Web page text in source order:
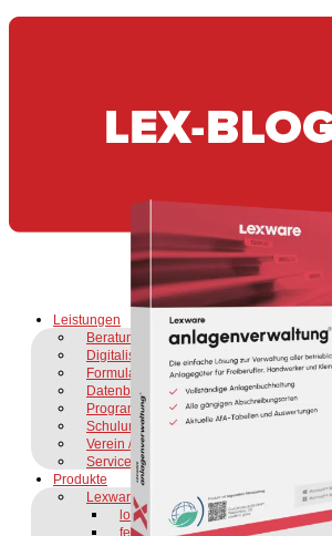
Leistungen
Beratung & Support
Digitalisierung & DMS
Formularanpassung
Datenbankbearbeitung
Programmbezug
Schulungen
Verein / Gründer:in
Service as a Service
Produkte
Lexware Software
lohn+gehalt
fehlzeiten